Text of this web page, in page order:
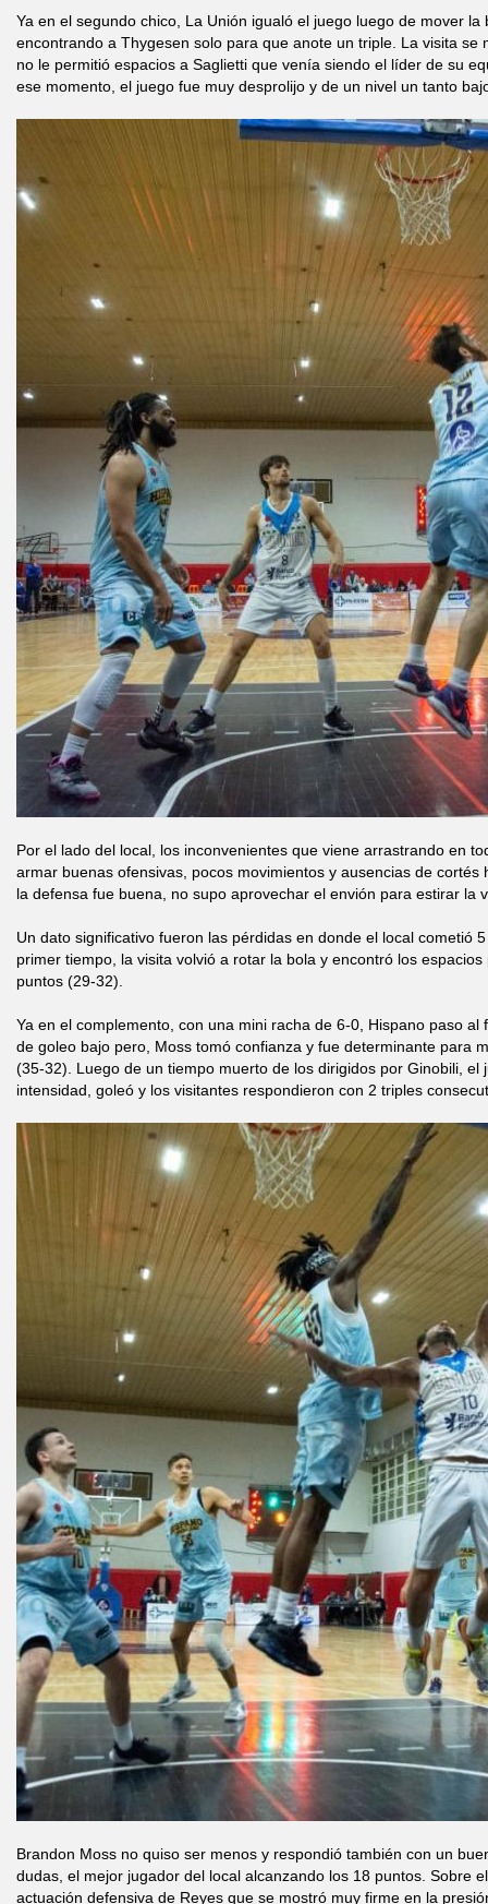
Ya en el segundo chico, La Unión igualó el juego luego de mover la
encontrando a Thygesen solo para que anote un triple. La visita se
no le permitió espacios a Saglietti que venía siendo el líder de su
ese momento, el juego fue muy desprolijo y de un nivel un tanto
Por el lado del local, los inconvenientes que viene arrastrando en
armar buenas ofensivas, pocos movimientos y ausencias de cortés
la defensa fue buena, no supo aprovechar el envión para estirar la
Un dato significativo fueron las pérdidas en donde el local cometió
primer tiempo, la visita volvió a rotar la bola y encontró los
puntos (29-32).
Ya en el complemento, con una mini racha de 6-0, Hispano paso al
de goleo bajo pero, Moss tomó confianza y fue determinante para
(35-32). Luego de un tiempo muerto de los dirigidos por Ginobili, el
intensidad, goleó y los visitantes respondieron con 2 triples
Brandon Moss no quiso ser menos y respondió también con un
dudas, el mejor jugador del local alcanzando los 18 puntos. Sobre
actuación defensiva de Reyes que se mostró muy firme en la